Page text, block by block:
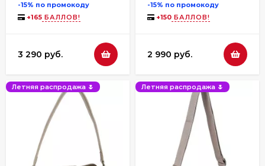
-15% по промокоду
+165 БАЛЛОВ!
3 290 руб.
-15% по промокоду
+150 БАЛЛОВ!
2 990 руб.
Летняя распродажа 🌷 Летняя распродажа 🌷